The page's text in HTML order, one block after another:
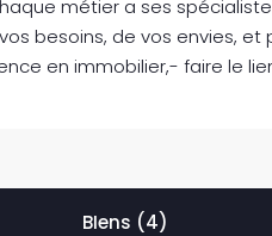
chaque métier a ses
besoins, de vos envies,
en immobilier,- faire le
BIens (4)